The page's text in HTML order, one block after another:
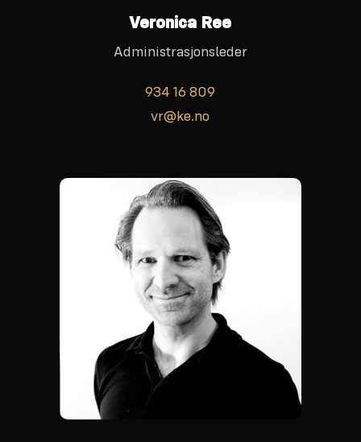
Veronica Ree
Administrasjonsleder
934 16 809
vr@ke.no